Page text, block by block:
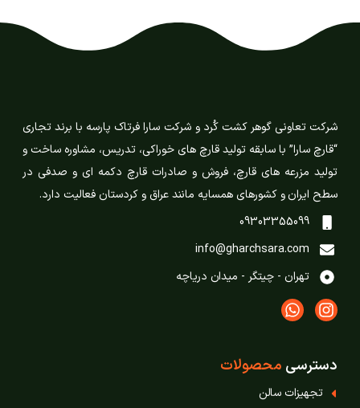
شرکت تعاونی گوهر کشت کُرد و شرکت سارا فرتاک پارسه با برند تجاری
“قارچ سارا” با سابقه تولید قارچ های خوراکی، تدریس، مشاوره ساخت و
تولید مزرعه های قارچ، فروش و صادرات قارچ دکمه ای و صدفی در
سطح ایران و کشورهای همسایه مانند عراق و کردستان فعالیت دارد.
09303355099
info@gharchsara.com
تهران - چیتگر - میدان دریاچه
دسترسی محصولات
تجهیزات سالن